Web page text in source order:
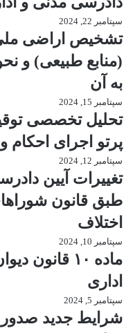
سپتامبر 22, 2024
تشخیص اراضی
(منابع طبیعی) و
به آن
سپتامبر 15, 2024
تحلیل تخصصی
پرتو اجرای احکام
سپتامبر 12, 2024
تغییرات آیین
طبق قانون
اختلاف
سپتامبر 10, 2024
ماده ۱۰ قانون
اداری
سپتامبر 5, 2024
شرایط جدید صدور